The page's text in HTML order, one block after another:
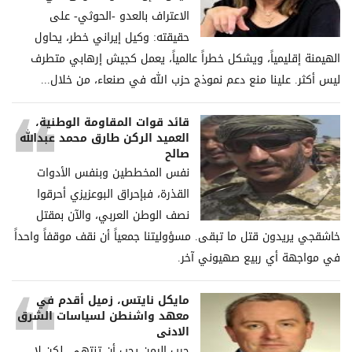
الاعتراف بالعدو -الحوثي- على
حقيقته: وكيل إيراني خطر، يحاول
الهيمنة إقليمياً، ويشكل خطراً عالمياً، يعمل كجيش إرهابي متطرف
ليس أكثر. علينا منع دعم نموذج حزب الله في صنعاء، من خلال...
قائد قوات المقاومة الوطنية،
العميد الركن طارق محمد عبدالله
صالح
نفس المخططين وبنفس الأدوات
القذرة، فبإحراق البوعزيزي أحرقوا
نصف الوطن العربي، والآن بمقتل
خاشقجي يريدون قتل ما تبقى. مسؤوليتنا جمعياً أن نقف موقفاً واحداً
في مواجهة أي ربيع صهيوني آخر.
مايكل نايتس، زميل أقدم في
معهد واشنطن لسياسات الشرق
الادنى